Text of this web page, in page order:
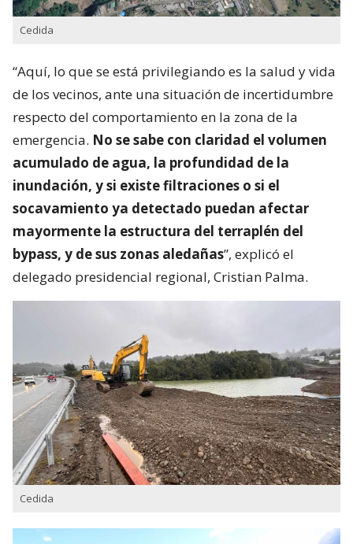
Cedida
“Aquí, lo que se está privilegiando es la salud y vida
de los vecinos, ante una situación de incertidumbre
respecto del comportamiento en la zona de la
emergencia. No se sabe con claridad el volumen
acumulado de agua, la profundidad de la
inundación, y si existe filtraciones o si el
socavamiento ya detectado puedan afectar
mayormente la estructura del terraplén del
bypass, y de sus zonas aledañas”, explicó el
delegado presidencial regional, Cristian Palma.
Cedida